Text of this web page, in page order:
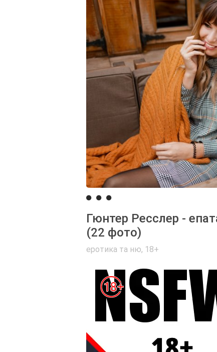
Гюнтер Ресслер -
(22 фото)
еротика та ню, 18+